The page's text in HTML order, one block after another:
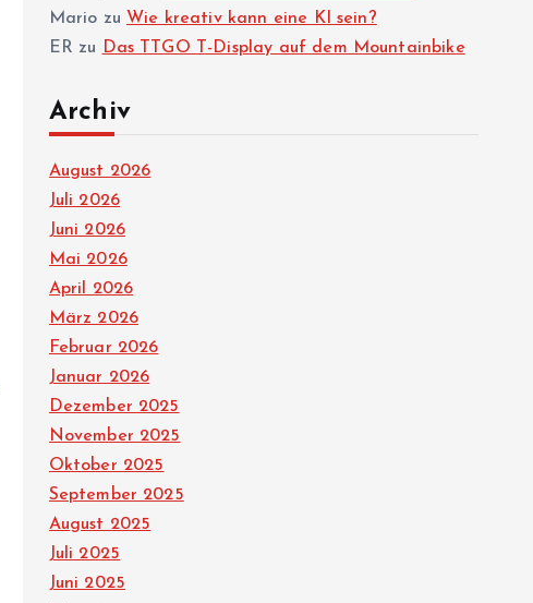
Mario zu Wie kreativ kann eine KI sein?
ER zu Das TTGO T-Display auf dem Mountainbike
Archiv
August 2026
Juli 2026
Juni 2026
Mai 2026
April 2026
März 2026
Februar 2026
Januar 2026
Dezember 2025
November 2025
Oktober 2025
September 2025
August 2025
Juli 2025
Juni 2025